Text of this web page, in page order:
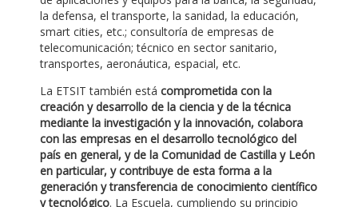
la defensa, el transporte, la sanidad, la educación,
smart cities, etc.; consultoría de empresas de
telecomunicación; técnico en sector sanitario,
transportes, aeronáutica, espacial, etc.
La ETSIT también está comprometida con la
creación y desarrollo de la ciencia y de la técnica
mediante la investigación y la innovación, colabora
con las empresas en el desarrollo tecnológico del
país en general, y de la Comunidad de Castilla y León
en particular, y contribuye de esta forma a la
generación y transferencia de conocimiento científico
y tecnológico. La Escuela, cumpliendo su principio